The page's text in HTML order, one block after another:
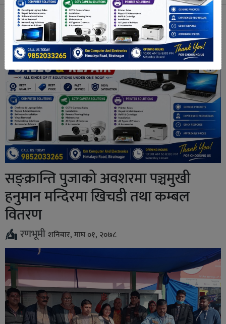
सङ्क्रान्ति पुजाको अवशरमा पञ्चमुखी
हनुमान मन्दिरमा खिचडी तथा कम्बल
वितरण
रणभूमीशनिबार, माघ ०१, २०७८